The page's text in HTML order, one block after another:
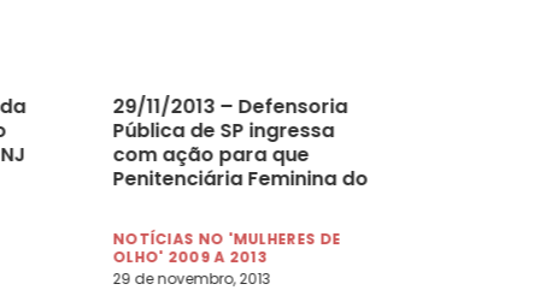
29/11/2013 – Defensoria
Pública de SP ingressa
com ação para que
Penitenciária Feminina do
ginecologistas e
pediatras
NOTÍCIAS NO 'MULHERES DE
OLHO' 2009 A 2013
29 de novembro, 2013